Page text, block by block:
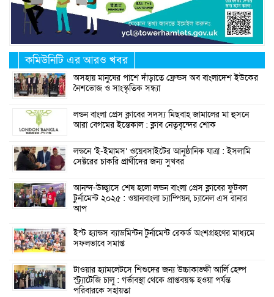
কমিউনিটি এর আরও খবর
অসহায় মানুষের পাশে দাঁড়াতে ফ্রেন্ডস অব বাংলাদেশ ইউকের
নৈশভোজ ও সাংস্কৃতিক সন্ধ্যা
লন্ডন বাংলা প্রেস ক্লাবের সদস্য মিছবাহ জামালের মা হুসনে
আরা বেগমের ইন্তেকাল : ক্লাব নেতৃবৃন্দের শোক
লন্ডনে ‘ই-ইমামস’ ওয়েবসাইটের আনুষ্ঠানিক যাত্রা : ইসলামি
সেক্টরের চাকরি প্রার্থীদের জন্য সুখবর
আনন্দ-উচ্ছ্বাসে শেষ হলো লন্ডন বাংলা প্রেস ক্লাবের ফুটবল
টুর্নামেন্ট ২০২৫ : ওয়ানবাংলা চ্যাম্পিয়ন, চ্যানেল এস রানার
আপ
ইস্ট হ্যান্ডস ব্যাডমিন্টন টুর্নামেন্ট রেকর্ড অংশগ্রহণের মাধ্যমে
সফলভাবে সমাপ্ত
টাওয়ার হ্যামলেটসে শিশুদের জন্য উচ্চাকাঙ্ক্ষী আর্লি হেল্প
স্ট্র্যাটেজি চালু : গর্ভাবস্থা থেকে প্রাপ্তবয়স্ক হওয়া পর্যন্ত
পরিবারকে সহায়তা